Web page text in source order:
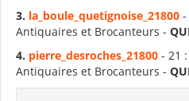
3. la_boule_quetignoise_21800 -
Antiquaires et Brocanteurs -
4. pierre_desroches_21800 - 21
Antiquaires et Brocanteurs -